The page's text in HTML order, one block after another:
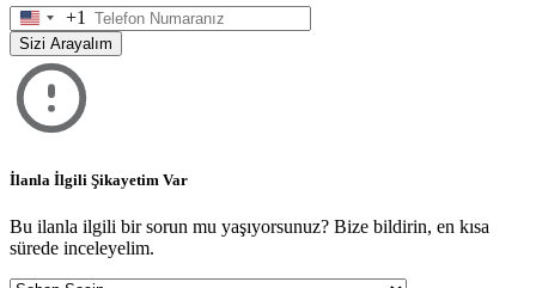
United
States
+1
+1
Sizi Arayalım
İlanla İlgili Şikayetim Var
Bu ilanla ilgili bir sorun mu yaşıyorsunuz? Bize bildirin, en kısa
sürede inceleyelim.